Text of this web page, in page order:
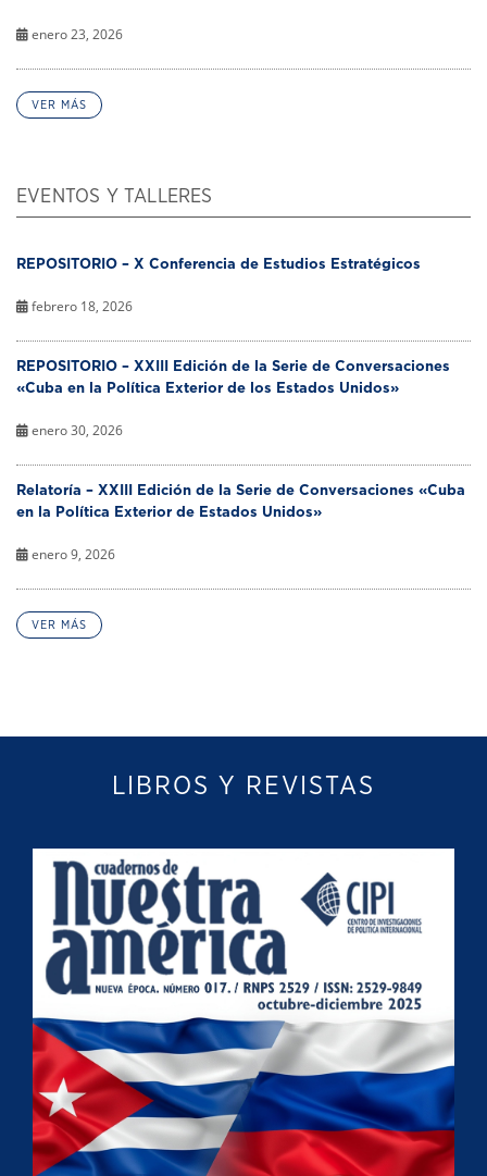
enero 23, 2026
VER MÁS
EVENTOS Y TALLERES
REPOSITORIO – X Conferencia de Estudios Estratégicos
febrero 18, 2026
REPOSITORIO – XXIII Edición de la Serie de Conversaciones
«Cuba en la Política Exterior de los Estados Unidos»
enero 30, 2026
Relatoría – XXIII Edición de la Serie de Conversaciones «Cuba
en la Política Exterior de Estados Unidos»
enero 9, 2026
VER MÁS
LIBROS Y REVISTAS